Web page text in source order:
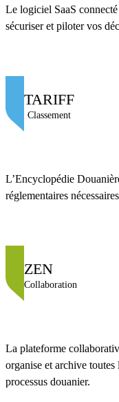
Le logiciel SaaS
sécuriser et piloter vos
TARIFF
Classement
L’Encyclopédie
réglementaires
ZEN
Collaboration
La plateforme
organise et archive toutes
processus douanier.